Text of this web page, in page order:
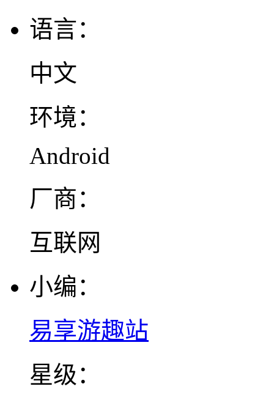
语言：
中文
环境：
Android
厂商：
互联网
小编：
易享游趣站
星级：